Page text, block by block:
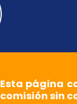
Esta página
comisión sin